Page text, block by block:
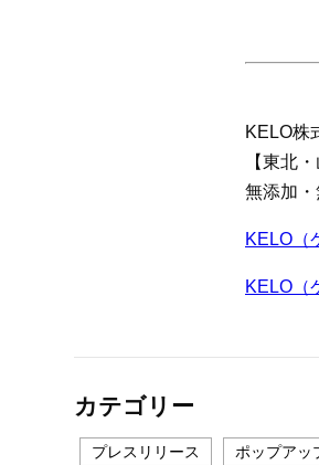
KELO株
【東北
無添加・
KELO（
KELO（
カテゴリー
プレスリリース ポップアッ